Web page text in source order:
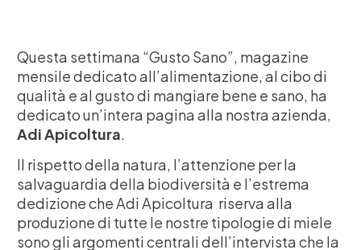
Questa settimana “Gusto Sano”, magazine
mensile dedicato all’alimentazione, al cibo di
qualità e al gusto di mangiare bene e sano, ha
dedicato un’intera pagina alla nostra azienda,
Adi Apicoltura.
Il rispetto della natura, l’attenzione per la
salvaguardia della biodiversità e l’estrema
dedizione che Adi Apicoltura riserva alla
produzione di tutte le nostre tipologie di miele
sono gli argomenti centrali dell’intervista che la